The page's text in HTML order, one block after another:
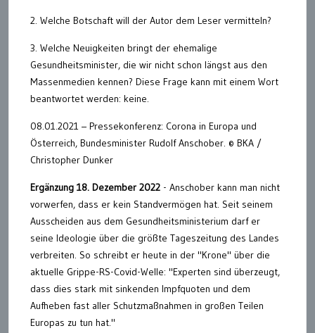
2. Welche Botschaft will der Autor dem Leser vermitteln?
3. Welche Neuigkeiten bringt der ehemalige
Gesundheitsminister, die wir nicht schon längst aus den
Massenmedien kennen? Diese Frage kann mit einem Wort
beantwortet werden: keine.
08.01.2021 – Pressekonferenz: Corona in Europa und
Österreich, Bundesminister Rudolf Anschober. © BKA /
Christopher Dunker
Ergänzung 18. Dezember 2022 - Anschober kann man nicht
vorwerfen, dass er kein Standvermögen hat. Seit seinem
Ausscheiden aus dem Gesundheitsministerium darf er
seine Ideologie über die größte Tageszeitung des Landes
verbreiten. So schreibt er heute in der "Krone" über die
aktuelle Grippe-RS-Covid-Welle: "Experten sind überzeugt,
dass dies stark mit sinkenden Impfquoten und dem
Aufheben fast aller Schutzmaßnahmen in großen Teilen
Europas zu tun hat."